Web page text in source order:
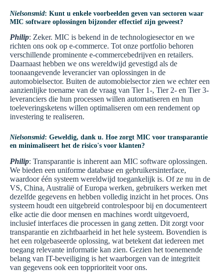
Nielsonsmid: Kunt u enkele voorbeelden geven van sectoren waar
MIC software oplossingen bijzonder effectief zijn geweest?
Philip: Zeker. MIC is bekend in de technologiesector en we
richten ons ook op e-commerce. Tot onze portfolio behoren
verschillende prominente e-commercebedrijven en retailers.
Daarnaast hebben we ons wereldwijd gevestigd als de
toonaangevende leverancier van oplossingen in de
automobielsector. Buiten de automobielsector zien we echter een
aanzienlijke toename van de vraag van Tier 1-, Tier 2- en Tier 3-
leveranciers die hun processen willen automatiseren en hun
toeleveringsketens willen optimaliseren om een rendement op
investering te realiseren.
Nielsonsmid: Geweldig, dank u. Hoe zorgt MIC voor transparantie
en minimaliseert het de risico's voor klanten?
Philip: Transparantie is inherent aan MIC software oplossingen.
We bieden een uniforme database en gebruikersinterface,
waardoor één systeem wereldwijd toegankelijk is. Of ze nu in de
VS, China, Australië of Europa werken, gebruikers werken met
dezelfde gegevens en hebben volledig inzicht in het proces. Ons
systeem houdt een uitgebreid controlespoor bij en documenteert
elke actie die door mensen en machines wordt uitgevoerd,
inclusief interfaces die processen in gang zetten. Dit zorgt voor
transparantie en zichtbaarheid in het hele systeem. Bovendien is
het een rolgebaseerde oplossing, wat betekent dat iedereen met
toegang relevante informatie kan zien. Gezien het toenemende
belang van IT-beveiliging is het waarborgen van de integriteit
van gegevens ook een topprioriteit voor ons.